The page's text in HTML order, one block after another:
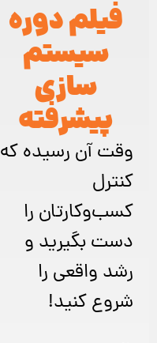
فیلم دوره
سیستم
سازی
پیشرفته
وقت آن رسیده که
کنترل
کسب‌وکارتان را
دست بگیرید و
رشد واقعی را
شروع کنید!